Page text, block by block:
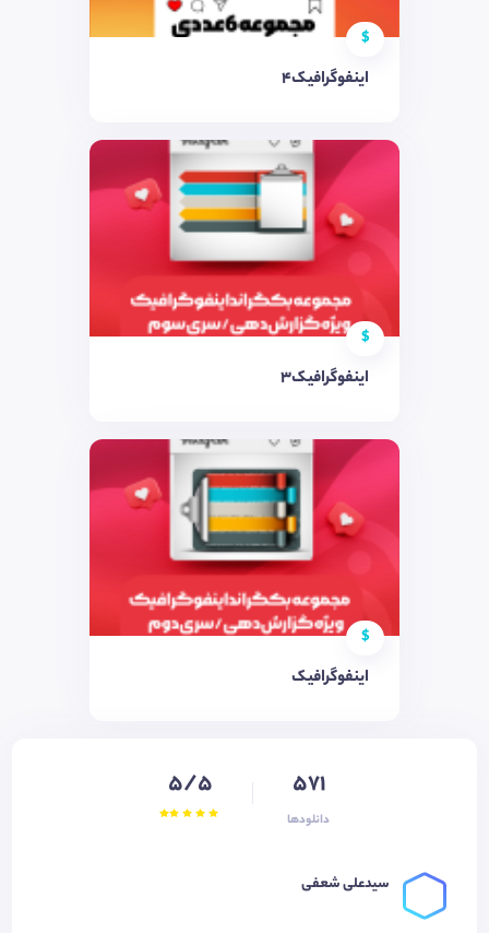
$
اینفوگرافیک4
$
اینفوگرافیک3
$
اینفوگرافیک
571
دانلودها
5/5
سیدعلی شعفی